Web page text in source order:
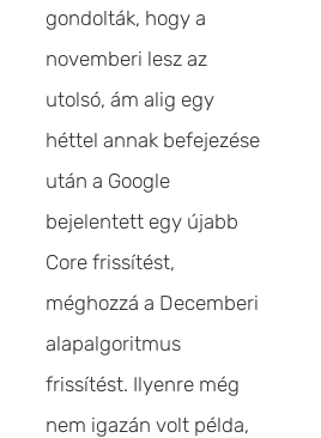
gondolták, hogy a
novemberi lesz az
utolsó, ám alig egy
héttel annak befejezése
után a Google
bejelentett egy újabb
Core frissítést,
méghozzá a Decemberi
alapalgoritmus
frissítést. Ilyenre még
nem igazán volt példa,